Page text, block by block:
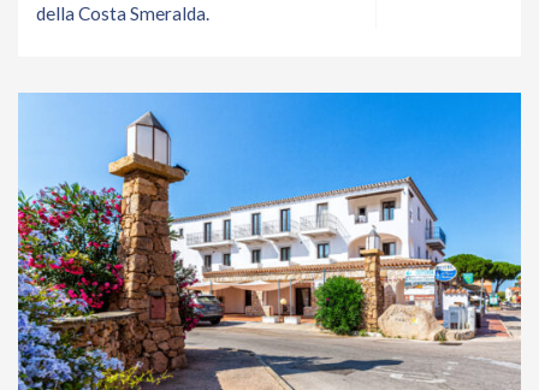
della Costa Smeralda.